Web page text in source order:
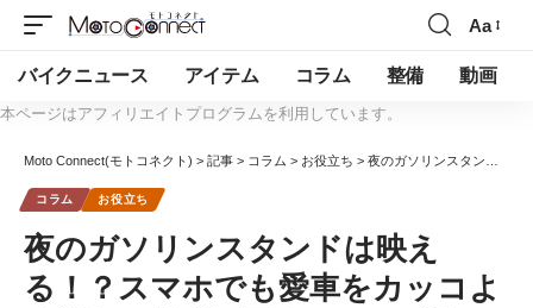
Aa
バイクニュース アイテム コラム 整備 動画
本ページはアフィリエイトプログラムを利用しています。
Moto Connect(モトコネクト) > 記事 > コラム > お役立ち > 夜のガソリンスタンドは映える！？スマホでも愛車をカッコよく撮れる場所と写真のコツ7選
コラム お役立ち
夜のガソリンスタンドは映え
る！？スマホでも愛車をカッコよ